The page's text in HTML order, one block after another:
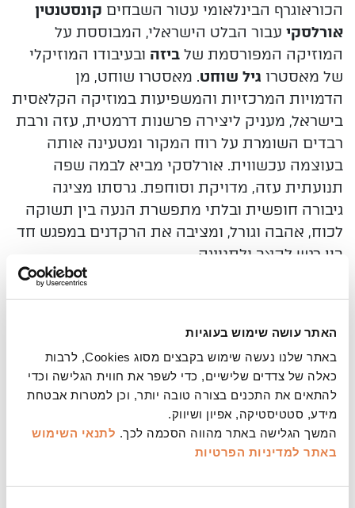
האתר עושה שימוש בעוגיות
באתר שלנו נעשה שימוש בקבצים מסוג Cookies, לרבות
כאלה של צדדים שלישיים, כדי לשפר את חווית הגלישה וכדי
להתאים את התכנים בצורה טובה יותר, וכן למטרות אבטחת
מידע, סטטיסטיקה, אפיון ושיווק.
המשך הגלישה באתר מהווה הסכמה לכך. לתנאי השימוש
באתר למדיניות הפרטיות
הכוראוגרף הבינלאומי עטור השבחים קונסטנטין
אורלסקי עבור הבלט הישראלי, המבוססת על
המוזיקה המפורסמת של ביזה ובעיבודו המוזיקלי
של מאסטרו גיל שוחט. מאסטרו שוחט, מן
הדמויות המרכזיות והמשפיעות במוזיקה הקלאסית
בישראל, מעניק ליצירה פרשנות דרמטית, עזה ורבת
רבדים השומרת על רוח המקור ומטעינה אותה
בעוצמה עכשווית. אורלסקי מביא לבמה שפה
תנועתית עזה, מדויקת וסוחפת. גרסתו מציגה
גיבורה חופשית ובלתי מתפשרת הנעה בין תשוקה
לכוח, אהבה וגורל, ומציבה את הרקדנים במפגש חד
בין רגש לקצב ולתנועה.
היצירה משלבת וירטואוזיות עם דרמה תיאטרלית
ועמוקה לקהל רחב,לחובבי המחול, המוזיקה
הקלאסית והתיאטרון גם יחד.
מופע בחירה למנויי סדרת המחול